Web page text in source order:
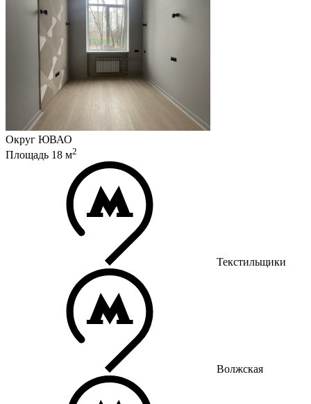
Округ ЮВАО
Площадь 18 м2
Текстильщики
Волжская